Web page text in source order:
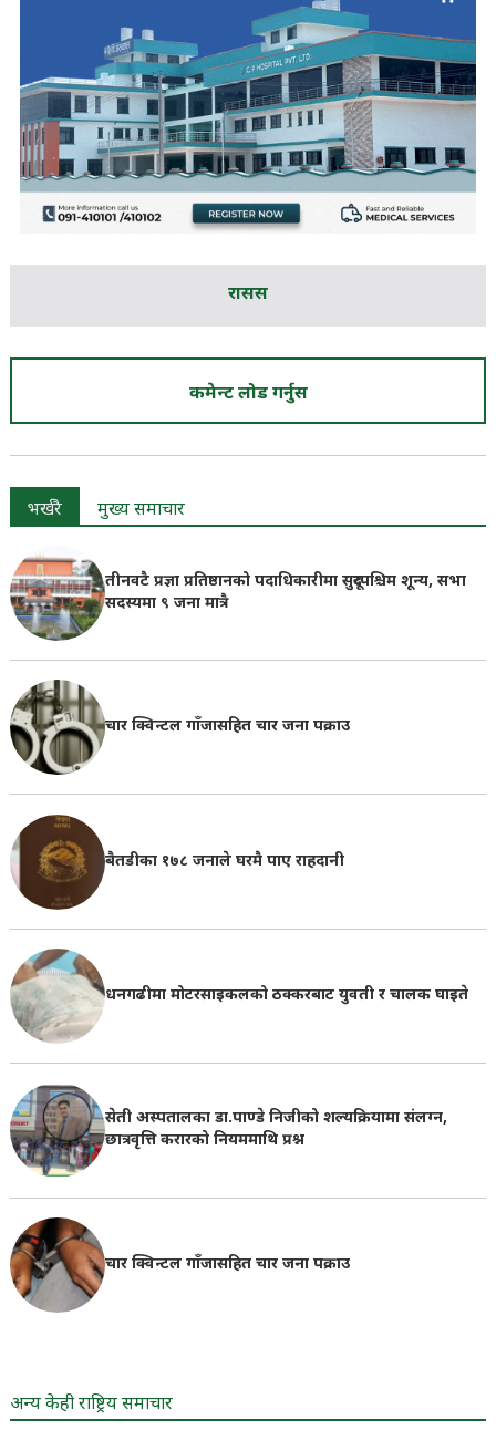
रासस
कमेन्ट लोड गर्नुस
भर्खरै मुख्य समाचार
तीनवटै प्रज्ञा प्रतिष्ठानको पदाधिकारीमा सुदूरपश्चिम शून्य, सभा
सदस्यमा ९ जना मात्रै
चार क्विन्टल गाँजासहित चार जना पक्राउ
बैतडीका १७८ जनाले घरमै पाए राहदानी
धनगढीमा मोटरसाइकलको ठक्करबाट युवती र चालक घाइते
सेती अस्पतालका डा.पाण्डे निजीको शल्यक्रियामा संलग्न,
छात्रवृत्ति करारको नियममाथि प्रश्न
चार क्विन्टल गाँजासहित चार जना पक्राउ
अन्य केही राष्ट्रिय समाचार